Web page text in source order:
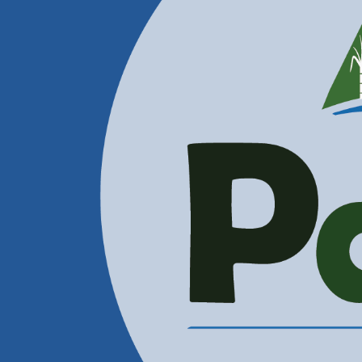
Correos Electrónicos